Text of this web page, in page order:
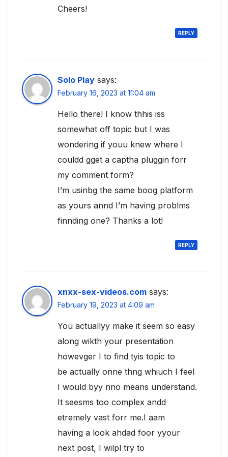
Cheers!
REPLY
Solo Play says:
February 16, 2023 at 11:04 am
Hello there! I know thhis iss
somewhat off topic but I was
wondering if youu knew where I
couldd gget a captha pluggin forr
my comment form?
I’m usinbg the same boog platform
as yours annd I’m having problms
finnding one? Thanks a lot!
REPLY
xnxx-sex-videos.com says:
February 19, 2023 at 4:09 am
You actuallyy make it seem so easy
along wikth your presentation
howevger I to find tyis topic to
be actually onne thng whiuch I feel
I would byy nno means understand.
It seesms too complex andd
etremely vast forr me.I aam
having a look ahdad foor yyour
next post, I wilpl try to